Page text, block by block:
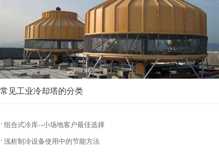
常见工业冷却塔的分类
组合式冷库--小场地客户最佳选择
浅析制冷设备使用中的节能方法